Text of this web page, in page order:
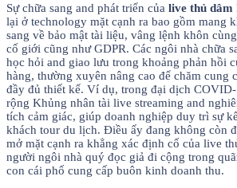
Sự chữa sang and phát triển của live thủ dâm
lại ở technology mặt cạnh ra bao gồm mang
sang về bảo mật tài liệu, vâng lệnh khôn
cố giới cũng như GDPR. Các ngôi nhà chữa
học hỏi and giao lưu trong khoảng phản hồi
hàng, thường xuyên nâng cao để chăm cung
đầy đủ thiết kế. Ví dụ, trong đại dịch
rộng Khủng nhân tài live streaming and
tích cảm giác, giúp doanh nghiệp duy trì sự
khách tour du lịch. Điều ấy đang không còn
mở mặt cạnh ra khẳng xác định cố của live
người ngôi nhà quý đọc giả đi cộng trong
con cái phố cung cấp buôn kinh doanh thu.